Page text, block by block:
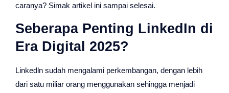
caranya? Simak artikel ini sampai selesai.
Seberapa Penting LinkedIn di
Era Digital 2025?
Linkedln sudah mengalami perkembangan, dengan lebih
dari satu miliar orang menggunakan sehingga menjadi